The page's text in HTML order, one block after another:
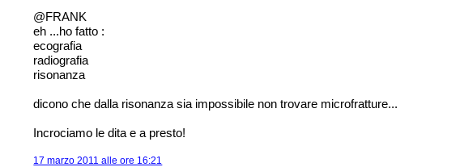
@FRANK
eh ...ho fatto :
ecografia
radiografia
risonanza
dicono che dalla risonanza sia impossibile non trovare microfratture...
Incrociamo le dita e a presto!
17 marzo 2011 alle ore 16:21